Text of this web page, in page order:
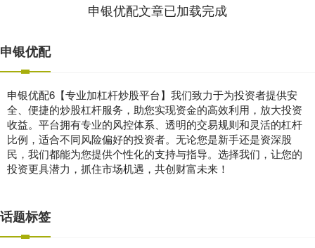
申银优配文章已加载完成
申银优配
申银优配6【专业加杠杆炒股平台】我们致力于为投资者提供安
全、便捷的炒股杠杆服务，助您实现资金的高效利用，放大投资
收益。平台拥有专业的风控体系、透明的交易规则和灵活的杠杆
比例，适合不同风险偏好的投资者。无论您是新手还是资深股
民，我们都能为您提供个性化的支持与指导。选择我们，让您的
投资更具潜力，抓住市场机遇，共创财富未来！
话题标签